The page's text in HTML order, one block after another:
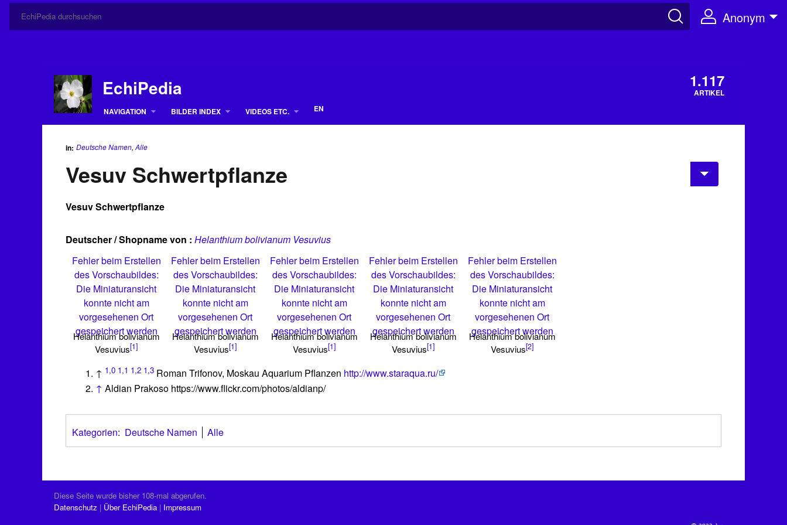
Anonym
EchiPedia 1.117
ARTIKEL
NAVIGATION
BILDER INDEX VIDEOS ETC. EN
in: Deutsche Namen, Alle
Vesuv Schwertpflanze
Vesuv Schwertpflanze
Deutscher / Shopname von : Helanthium bolivianum Vesuvius
Fehler beim Erstellen
des Vorschaubildes:
Die Miniaturansicht
konnte nicht am
vorgesehenen Ort
gespeichert werden
Helanthium bolivianum
Vesuvius[1]
Fehler beim Erstellen
des Vorschaubildes:
Die Miniaturansicht
konnte nicht am
vorgesehenen Ort
gespeichert werden
Helanthium bolivianum
Vesuvius[1]
Fehler beim Erstellen
des Vorschaubildes:
Die Miniaturansicht
konnte nicht am
vorgesehenen Ort
gespeichert werden
Helanthium bolivianum
Vesuvius[1]
Fehler beim Erstellen
des Vorschaubildes:
Die Miniaturansicht
konnte nicht am
vorgesehenen Ort
gespeichert werden
Helanthium bolivianum
Vesuvius[1]
Fehler beim Erstellen
des Vorschaubildes:
Die Miniaturansicht
konnte nicht am
vorgesehenen Ort
gespeichert werden
Helanthium bolivianum
Vesuvius[2]
↑ 1,0 1,1 1,2 1,3 Roman Trifonov, Moskau Aquarium Pflanzen http://www.staraqua.ru/
↑ Aldian Prakoso https://www.flickr.com/photos/aldianp/
Kategorien: Deutsche Namen Alle
Diese Seite wurde bisher 108-mal abgerufen.
Datenschutz
Über EchiPedia Impressum